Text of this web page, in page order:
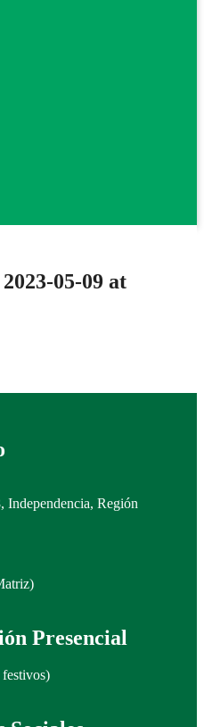
05-09 at
Independencia, Región
Presencial